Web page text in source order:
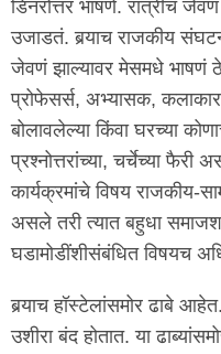
डिनरोत्तर भाषणे. रात्रीचं जेवण
उजाडतं. बर्‍याच राजकीय
जेवणं झाल्यावर मेसमधे भाषणं
प्रोफेसर्स, अभ्यासक,
बोलावलेल्या किंवा घरच्या
प्रश्नोत्तरांच्या, चर्चेच्या
कार्यक्रमांचे विषय राजकीय-
असले तरी त्यात बहुधा
घडामोडींशीसंबंधित विषयच
बर्‍याच हॉस्टेलांसमोर ढाबे
उशीरा बंद होतात. या